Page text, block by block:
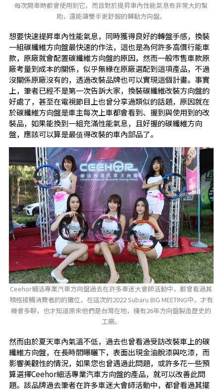
每次開車時都會使用到它，而且對於提昇車內性能氣息有非常大的幫
助，還能讓雙手更舒服的轉動方向盤。
想要快速提昇車內性能氣息，同時獲得良好的轉盤手感，換裝
一組碳纖維方向盤最快速的作法，這也是為何許多高價行能車
款，原廠就會配置碳纖維方向盤的原因，然而一般市售車款原
廠考量到成本的關係，似乎無緣在原廠選配到這項產品，不過
沒關係原廠沒有的，透過改裝品牌也可以實現這個計畫。事實
上，筆者已經不是第一次告訴大家，換裝碳纖維改裝方向盤的
好處了，甚至在電視節目上也曾分享過類似的話題，原因就在
於碳纖維方向盤是車主每次上車都會看到、握到與使用到的改
裝品，如果能換到一組充滿性能氣息，且好握的碳纖維方向
盤，應該可以算是最值得改裝的車內部品了。
Ceehor細活專業汽車方向盤過去在許多車迷大會師活動中，都曾看過其
積極接觸消費者的的攤位，在這次的2022 Subaru BIG MEETING中，才有
機會多聊，也才知道原來他們是台灣在地，擁有26年方向盤製造歷史的
工廠。
然而由於夏天車內氣溫不低，過去也曾看過受訪改裝車上的碳
纖維方向盤，在長時間曝曬下，表面出現金油脫漆與吃漆，而
影響美觀性的情況，如果您也曾遇過此問題，或許多花一些預
算選擇Ceehor細活專業汽車方向盤的產品，就可以改善此問
題。該品牌過去筆者在許多車迷大會師活動中，都曾看過其擺